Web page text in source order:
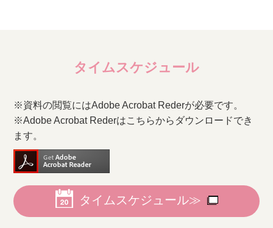
タイムスケジュール
※資料の閲覧にはAdobe Acrobat Rederが必要です。
※Adobe Acrobat Rederはこちらからダウンロードでき
ます。
タイムスケジュール≫